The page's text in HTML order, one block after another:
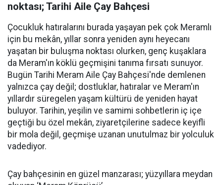
noktası; Tarihi Aile Çay Bahçesi
Çocukluk hatıralarını burada yaşayan pek çok Meramlı
için bu mekân, yıllar sonra yeniden aynı heyecanı
yaşatan bir buluşma noktası olurken, genç kuşaklara
da Meram'ın köklü geçmişini tanıma fırsatı sunuyor.
Bugün Tarihi Meram Aile Çay Bahçesi'nde demlenen
yalnızca çay değil; dostluklar, hatıralar ve Meram'ın
yıllardır süregelen yaşam kültürü de yeniden hayat
buluyor. Tarihin, yeşilin ve samimi sohbetlerin iç içe
geçtiği bu özel mekân, ziyaretçilerine sadece keyifli
bir mola değil, geçmişe uzanan unutulmaz bir yolculuk
vadediyor.
Çay bahçesinin en güzel manzarası; yüzyıllara meydan